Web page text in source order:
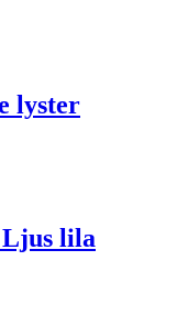
lyster
Ljus lila